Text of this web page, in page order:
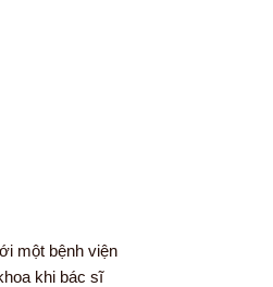
một bệnh viện
khi bác sĩ